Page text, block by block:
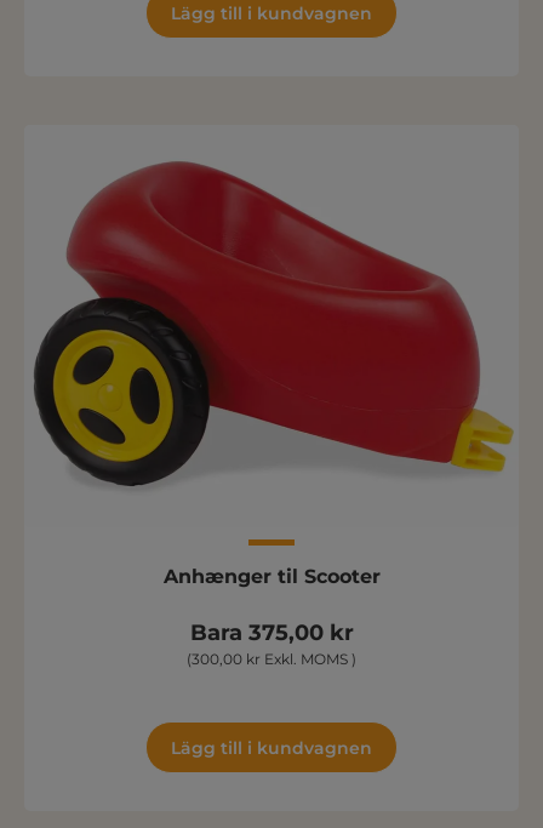
Lägg till i kundvagnen
Anhænger til Scooter
Bara 375,00 kr
(300,00 kr Exkl. MOMS )
Lägg till i kundvagnen